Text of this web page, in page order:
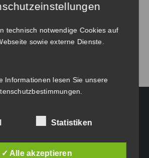
unterVerlängerungen und Wartungsverträge
technisch notwendige Cookies auf
sowie externe Dienste.
Informationen lesen Sie unsere
Statistiken
✓ Alle akzeptieren